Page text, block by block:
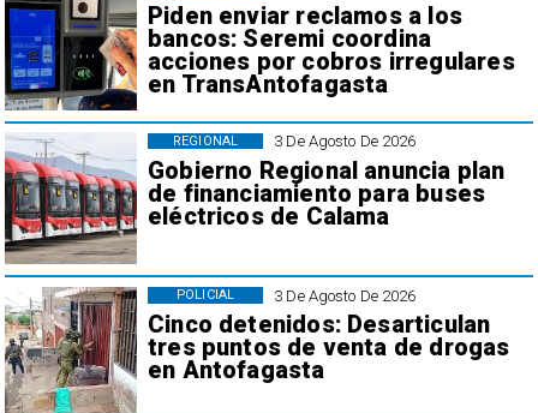
Piden enviar reclamos a los
bancos: Seremi coordina
acciones por cobros irregulares
en TransAntofagasta
3 De Agosto De 2026
Gobierno Regional anuncia plan
de financiamiento para buses
eléctricos de Calama
REGIONAL
3 De Agosto De 2026
Cinco detenidos: Desarticulan
tres puntos de venta de drogas
en Antofagasta
POLICIAL